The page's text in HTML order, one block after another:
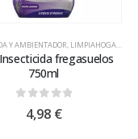
Y AMBIENTADOR, LIMPIAHOGAR Y FREGASUELOS
fregasuelos
750ml
out of 5
4,98 €